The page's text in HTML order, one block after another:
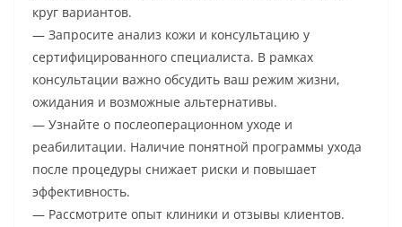
круг вариантов.
— Запросите анализ кожи и консультацию у
сертифицированного специалиста. В рамках
консультации важно обсудить ваш режим жизни,
ожидания и возможные альтернативы.
— Узнайте о послеоперационном уходе и
реабилитации. Наличие понятной программы ухода
после процедуры снижает риски и повышает
эффективность.
— Рассмотрите опыт клиники и отзывы клиентов.